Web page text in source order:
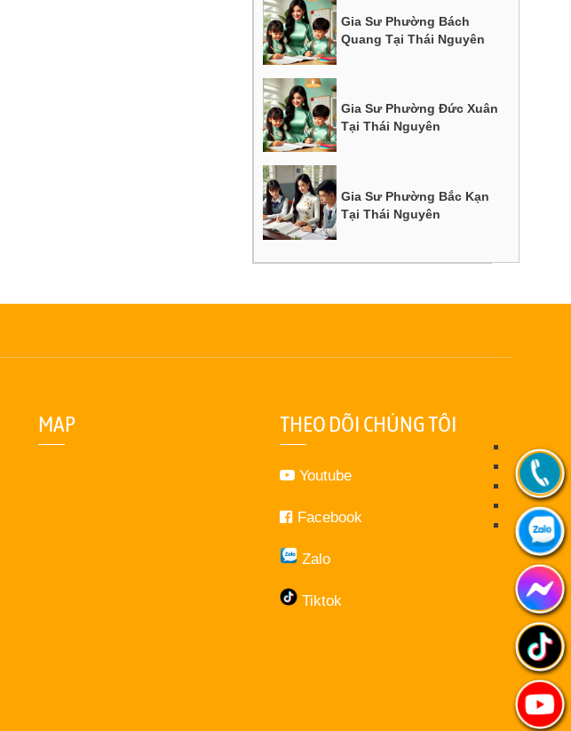
Gia Sư Phường Bách
Quang Tại Thái Nguyên
Gia Sư Phường Đức Xuân
Tại Thái Nguyên
Gia Sư Phường Bắc Kạn
Tại Thái Nguyên
MAP THEO DÕI CHÚNG TÔI
Youtube
Facebook
Zalo
Tiktok